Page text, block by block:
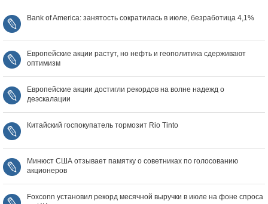
Bank of America: занятость сократилась в июле, безработица 4,1%
Европейские акции растут, но нефть и геополитика сдерживают
оптимизм
Европейские акции достигли рекордов на волне надежд о
деэскалации
Китайский госпокупатель тормозит Rio Tinto
Минюст США отзывает памятку о советниках по голосованию
акционеров
Foxconn установил рекорд месячной выручки в июле на фоне спроса